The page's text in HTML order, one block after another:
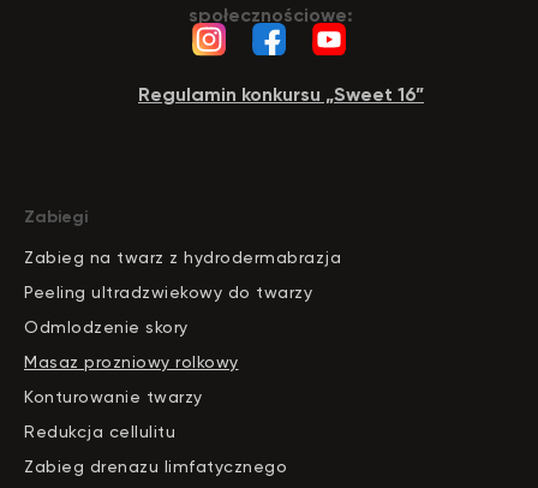
Regulamin konkursu „Sweet 16”
społecznościowe:
Zabiegi
Zabieg na twarz z hydrodermabrazja
Peeling ultradzwiekowy do twarzy
Odmlodzenie skory
Masaz prozniowy rolkowy
Konturowanie twarzy
Redukcja cellulitu
Zabieg drenazu limfatycznego